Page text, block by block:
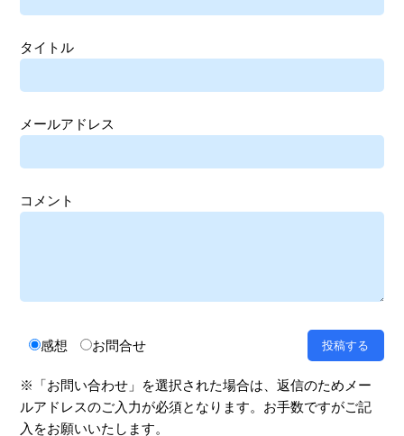
タイトル
メールアドレス
コメント
感想 お問合せ
※「お問い合わせ」を選択された場合は、返信のためメー
ルアドレスのご入力が必須となります。お手数ですがご記
入をお願いいたします。